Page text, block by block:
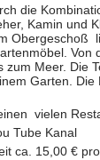
die
Kamin und
Obergeschoß
Meer. Die
Garten. Die
vielen
Tube Kanal
ca. 15,00 €